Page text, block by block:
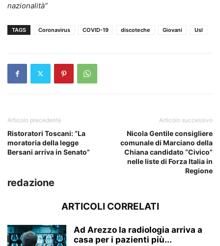
nazionalità”
TAGS Coronavirus COVID-19 discoteche Giovani Usl
Articolo precedente
Ristoratori Toscani: “La
moratoria della legge
Bersani arriva in Senato”
Articolo successivo
Nicola Gentile consigliere
comunale di Marciano della
Chiana candidato “Civico”
nelle liste di Forza Italia in
Regione
redazione
ARTICOLI CORRELATI
Ad Arezzo la radiologia arriva a
casa per i pazienti più...